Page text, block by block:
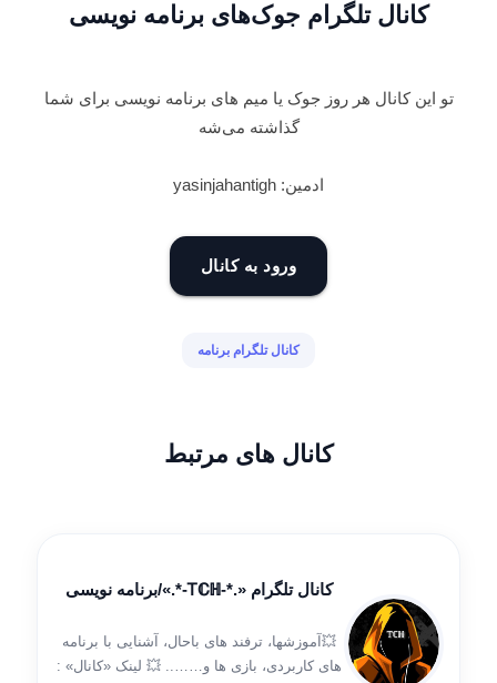
کانال تلگرام جوک‌های برنامه نویسی
تو این کانال هر روز جوک یا میم های برنامه نویسی برای شما
گذاشته می‌شه
ادمین: yasinjahantigh
ورود به کانال
کانال تلگرام برنامه
کانال های مرتبط
کانال تلگرام «.*-Ꭲℂℍ-*.»/برنامه نویسی
💥آموزشها، ترفند های باحال، آشنایی با برنامه
های کاربردی، بازی ها و…….. 💥 لینک «کانال» :